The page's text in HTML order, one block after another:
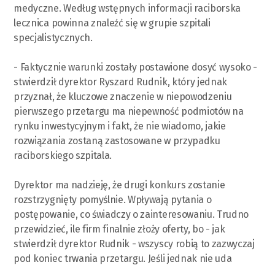
medyczne. Według wstępnych informacji raciborska
lecznica powinna znaleźć się w grupie szpitali
specjalistycznych.
- Faktycznie warunki zostały postawione dosyć wysoko -
stwierdził dyrektor Ryszard Rudnik, który jednak
przyznał, że kluczowe znaczenie w niepowodzeniu
pierwszego przetargu ma niepewność podmiotów na
rynku inwestycyjnym i fakt, że nie wiadomo, jakie
rozwiązania zostaną zastosowane w przypadku
raciborskiego szpitala.
Dyrektor ma nadzieję, że drugi konkurs zostanie
rozstrzygnięty pomyślnie. Wpływają pytania o
postępowanie, co świadczy o zainteresowaniu. Trudno
przewidzieć, ile firm finalnie złoży oferty, bo - jak
stwierdził dyrektor Rudnik - wszyscy robią to zazwyczaj
pod koniec trwania przetargu. Jeśli jednak nie uda